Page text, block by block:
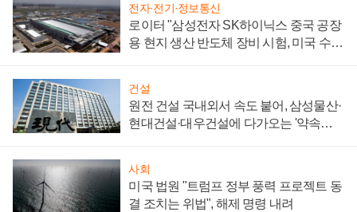
전자·전기·정보통신
로이터 "삼성전자 SK하이닉스 중국 공장
용 현지 생산 반도체 장비 시험, 미국 수출
건설
원전 건설 국내외서 속도 붙어, 삼성물산·
현대건설·대우건설에 다가오는 '약속의
사회
미국 법원 "트럼프 정부 풍력 프로젝트 동
결 조치는 위법", 해제 명령 내려